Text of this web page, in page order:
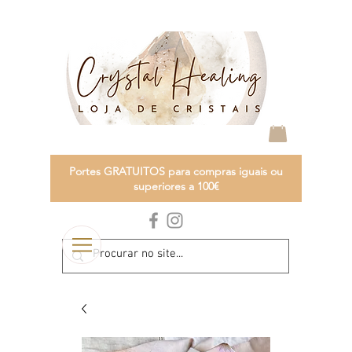
Portes GRATUITOS para compras iguais ou
superiores a 100€